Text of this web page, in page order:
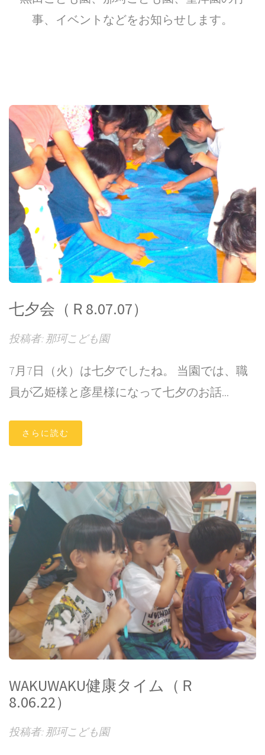
事、イベントなどをお知らせします。
七夕会（Ｒ8.07.07）
投稿者: 那珂こども園
7月7日（火）は七夕でしたね。 当園では、職
員が乙姫様と彦星様になって七夕のお話...
さらに読む
WAKUWAKU健康タイム（Ｒ
8.06.22）
投稿者: 那珂こども園